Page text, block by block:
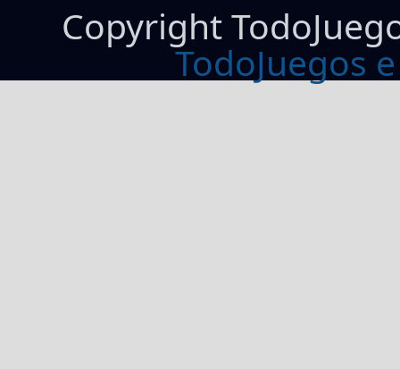
Copyright
TodoJuegos